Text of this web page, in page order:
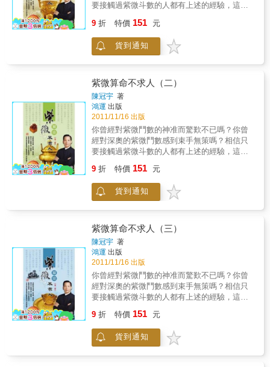
要接觸過紫微斗數的人都有上述的經驗，這也
這套算命的壓箱寶，情況可就大不同了。你絕
對無法想像，排命盤、解命盤，竟然可以像翻
字典一樣簡單！綜觀坊間書海，也只有《紫微
書！紫微斗數是大家公認準確度最高的推命理
論之一，從個人的運勢、財運、事業、婚姻、
愛情、健康、人際關係等等，無所不包，藉由
本書的幫助，您可以確實的掌握命運的脈動，
進一步探究未來，達到趨吉避凶、扭轉乾坤的
目的！
9 折 特價 151 元
貨到通知
紫微算命不求人（二）
陳冠宇 著
鴻運 出版
2011/11/16 出版
你曾經對紫微鬥數的神准而驚歎不已嗎？你曾
經對深奧的紫微鬥數感到束手無策嗎？相信只
要接觸過紫微斗數的人都有上述的經驗，這也
這套算命的壓箱寶，情況可就大不同了。你絕
對無法想像，排命盤、解命盤，竟然可以像翻
字典一樣簡單！綜觀坊間書海，也只有《紫微
書！紫微斗數是大家公認準確度最高的推命理
論之一，從個人的運勢、財運、事業、婚姻、
愛情、健康、人際關係等等，無所不包，藉由
本書的幫助，您可以確實的掌握命運的脈動，
進一步探究未來，達到趨吉避凶、扭轉乾坤的
目的！
9 折 特價 151 元
貨到通知
紫微算命不求人（三）
陳冠宇 著
鴻運 出版
2011/11/16 出版
你曾經對紫微鬥數的神准而驚歎不已嗎？你曾
經對深奧的紫微鬥數感到束手無策嗎？相信只
要接觸過紫微斗數的人都有上述的經驗，這也
這套算命的壓箱寶，情況可就大不同了。你絕
對無法想像，排命盤、解命盤，竟然可以像翻
字典一樣簡單！綜觀坊間書海，也只有《紫微
9 折 特價 151 元
貨到通知